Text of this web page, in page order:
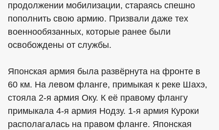
продолжении мобилизации, стараясь спешно
пополнить свою армию. Призвали даже тех
военнообязанных, которые ранее были
освобождены от службы.
Японская армия была развёрнута на фронте в
60 км. На левом фланге, примыкая к реке Шахэ,
стояла 2-я армия Оку. К её правому флангу
примыкала 4-я армия Нодзу. 1-я армия Куроки
располагалась на правом фланге. Японская